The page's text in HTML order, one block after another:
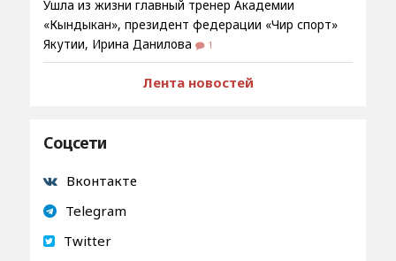
Ушла из жизни главный тренер Академии
«Кындыкан», президент федерации «Чир спорт»
Якутии, Ирина Данилова
1
Лента новостей
Соцсети
Вконтакте
Telegram
Twitter